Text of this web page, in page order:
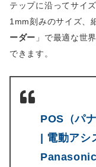
テップに沿ってサイ
1mm刻みのサイズ、
ーダー 」で最適な世
できます。
POS（パ
| 電動アシ
Panasonic